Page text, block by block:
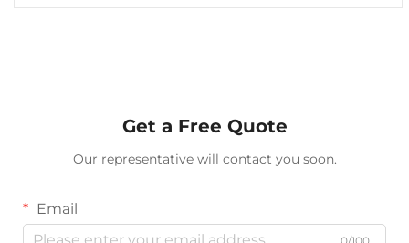
Get a Free Quote
Our representative will contact you soon.
Email